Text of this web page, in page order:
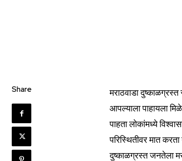
Share
मराठवाडा
आपल्याला पाहायला
पाहता लोकांमध्ये
परिस्थितीवर मात
दुष्काळग्रस्त जनतेला